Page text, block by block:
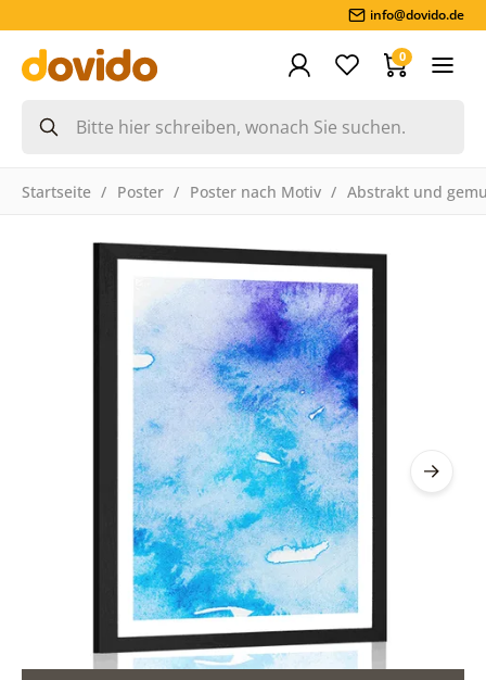
info@dovido.de
0
Startseite Poster Poster nach Motiv Abstrakt und